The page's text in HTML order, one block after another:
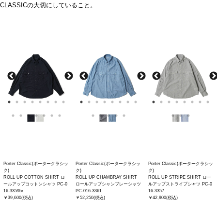
CLASSICの大切にしていること。
Porter Classic(ポータークラシッ
ク)
ROLL UP COTTON SHIRT ロ
ールアップコットンシャツ PC-0
16-3359br
￥39,600(税込)
Porter Classic(ポータークラシッ
ク)
ROLL UP CHAMBRAY SHIRT
ロールアップシャンブレーシャツ
PC-016-3361
￥52,250(税込)
Porter Classic(ポータークラシッ
ク)
ROLL UP STRIPE SHIRT ロー
ルアップストライプシャツ PC-0
16-3357
￥42,900(税込)